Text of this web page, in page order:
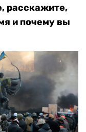
расскажите,
и почему вы